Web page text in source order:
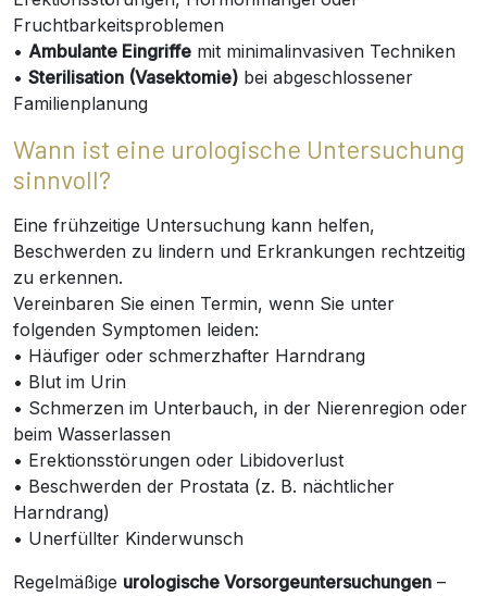
Fruchtbarkeitsproblemen
• Ambulante Eingriffe mit minimalinvasiven Techniken
• Sterilisation (Vasektomie) bei abgeschlossener
Familienplanung
Wann ist eine urologische Untersuchung
sinnvoll?
Eine frühzeitige Untersuchung kann helfen,
Beschwerden zu lindern und Erkrankungen rechtzeitig
zu erkennen.
Vereinbaren Sie einen Termin, wenn Sie unter
folgenden Symptomen leiden:
• Häufiger oder schmerzhafter Harndrang
• Blut im Urin
• Schmerzen im Unterbauch, in der Nierenregion oder
beim Wasserlassen
• Erektionsstörungen oder Libidoverlust
• Beschwerden der Prostata (z. B. nächtlicher
Harndrang)
• Unerfüllter Kinderwunsch
Regelmäßige urologische Vorsorgeuntersuchungen –